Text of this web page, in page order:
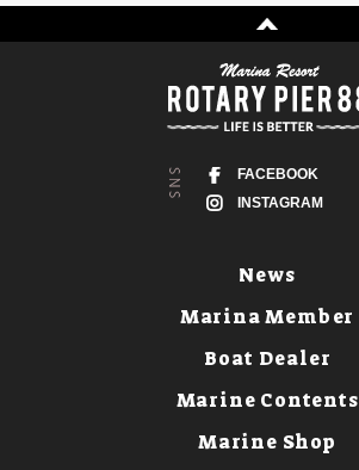
FACEBOOK
INSTAGRAM
News
Marina Member
Boat Dealer
Marine Contents
Marine Shop